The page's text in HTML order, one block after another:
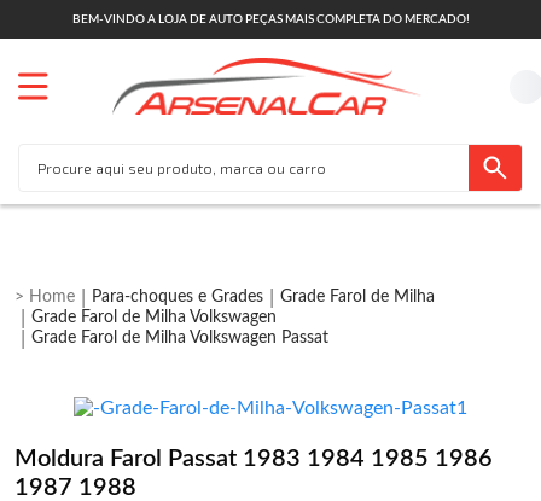
BEM-VINDO A LOJA DE AUTO PEÇAS MAIS COMPLETA DO MERCADO!
Para-choques e Grades
Grade Farol de Milha
Grade Farol de Milha Volkswagen
Grade Farol de Milha Volkswagen Passat
Moldura Farol Passat 1983 1984 1985 1986
1987 1988